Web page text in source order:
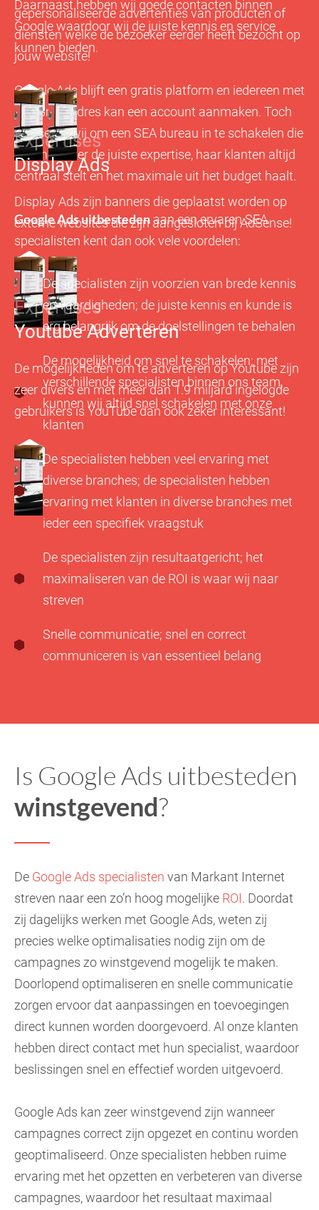
gepersonaliseerde advertenties van producten of
diensten welke de bezoeker eerder heeft bezocht op
jouw website!
Expertises
Display Ads
Display Ads zijn banners die geplaatst worden op
externe websites die zijn aangesloten bij AdSense!
Expertises
Youtube Adverteren
De mogelijkheden om te adverteren op Youtube zijn
zeer divers en met meer dan 1.9 miljard ingelogde
gebruikers is YouTube dan ook zeker interessant!
Daarnaast hebben wij goede contacten binnen
Google waardoor wij de juiste kennis en service
kunnen bieden.
Google Ads blijft een gratis platform en iedereen met
een Gmailadres kan een account aanmaken. Toch
adviseren wij om een SEA bureau in te schakelen die
beschikt over de juiste expertise, haar klanten altijd
centraal stelt en het maximale uit het budget haalt.
Google Ads uitbestedenaan een ervaren SEA
specialisten kent dan ook vele voordelen:
De specialisten zijn voorzien van brede kennis
en vaardigheden; de juiste kennis en kunde is
erg belangrijk om de doelstellingen te behalen
De mogelijkheid om snel te schakelen; met
verschillende specialisten binnen ons team,
kunnen wij altijd snel schakelen met onze
klanten
De specialisten hebben veel ervaring met
diverse branches; de specialisten hebben
ervaring met klanten in diverse branches met
ieder een specifiek vraagstuk
De specialisten zijn resultaatgericht; het
maximaliseren van de ROI is waar wij naar
streven
Snelle communicatie; snel en correct
communiceren is van essentieel belang
Is Google Ads uitbesteden
winstgevend?
De Google Ads specialisten van Markant Internet
streven naar een zo’n hoog mogelijke ROI. Doordat
zij dagelijks werken met Google Ads, weten zij
precies welke optimalisaties nodig zijn om de
campagnes zo winstgevend mogelijk te maken.
Doorlopend optimaliseren en snelle communicatie
zorgen ervoor dat aanpassingen en toevoegingen
direct kunnen worden doorgevoerd. Al onze klanten
hebben direct contact met hun specialist, waardoor
beslissingen snel en effectief worden uitgevoerd.
Google Ads kan zeer winstgevend zijn wanneer
campagnes correct zijn opgezet en continu worden
geoptimaliseerd. Onze specialisten hebben ruime
ervaring met het opzetten en verbeteren van diverse
campagnes, waardoor het resultaat maximaal